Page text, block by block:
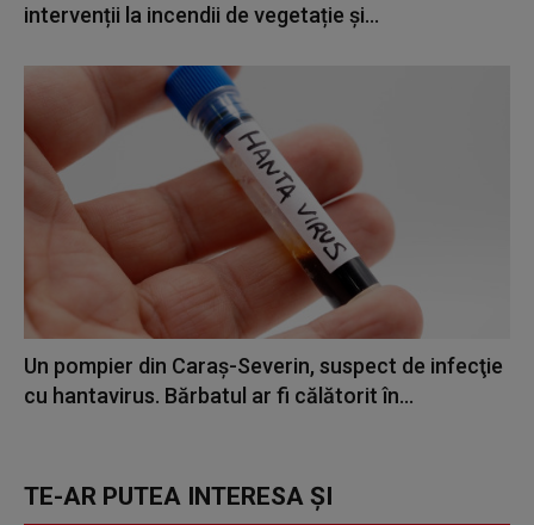
intervenții la incendii de vegetație și...
Un pompier din Caraş-Severin, suspect de infecţie
cu hantavirus. Bărbatul ar fi călătorit în...
TE-AR PUTEA INTERESA ȘI